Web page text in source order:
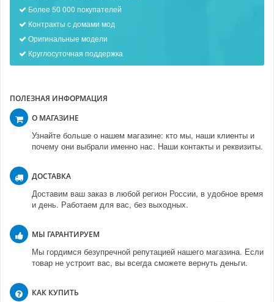
Более 50 000 покупателей
Контракты с домами мод
Оригинальные модели
Круглосуточная поддержка
ПОЛЕЗНАЯ ИНФОРМАЦИЯ
О МАГАЗИНЕ
Узнайте больше о нашем магазине: кто мы, наши клиенты и
почему они выбрали именно нас. Наши контакты и реквизиты.
ДОСТАВКА
Доставим ваш заказ в любой регион России, в удобное время
и день. Работаем для вас, без выходных.
МЫ ГАРАНТИРУЕМ
Мы гордимся безупречной репутацией нашего магазина. Если
товар не устроит вас, вы всегда сможете вернуть деньги.
КАК КУПИТЬ